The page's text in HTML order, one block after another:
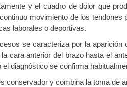
y el cuadro de dolor que
movimiento de los
laborales o deportivas.
se caracteriza por la aparición
cara anterior del brazo hasta el
el diagnóstico se confirma
conservador y combina la toma de